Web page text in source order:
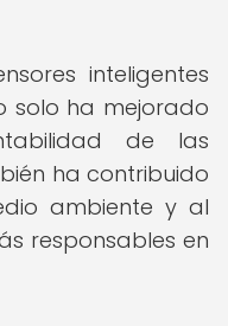
inteligentes
solo ha mejorado
de las
ha contribuido
ambiente y al
responsables en